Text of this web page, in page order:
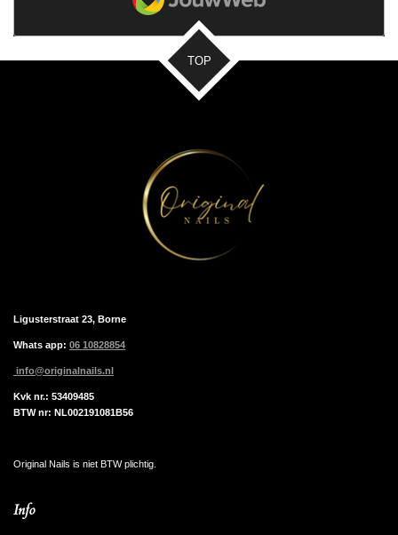
TOP
Ligusterstraat 23, Borne
Whats app: 06 10828854
info@originalnails.nl
Kvk nr.: 53409485
BTW nr: NL002191081B56
Original Nails is niet BTW plichtig.
Info